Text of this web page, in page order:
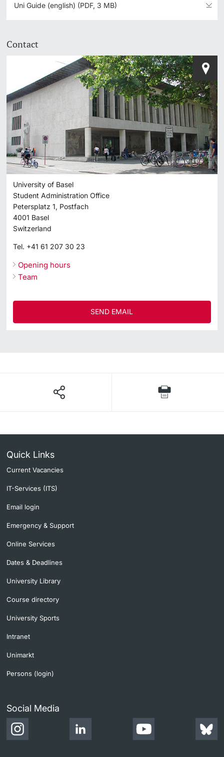
Uni Guide (english) (PDF, 3 MB)
Contact
University of Basel
Student Administration Office
Petersplatz 1, Postfach
4001 Basel
Switzerland
Tel. +41 61 207 30 23
Opening hours
Team
SEND EMAIL
Quick Links
Current Vacancies
IT-Services (ITS)
Email login
Emergency & Support
Online Services
Dates & Deadlines
University Library
Course directory
University Sports
Intranet
Unimarkt
Persons (login)
Social Media